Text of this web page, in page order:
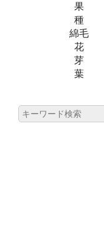
果
種
綿毛
花
芽
葉